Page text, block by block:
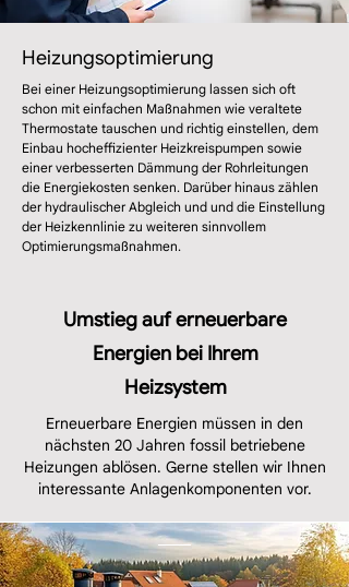
Heizungsoptimierung
Bei einer Heizungsoptimierung lassen sich oft
schon mit einfachen Maßnahmen wie veraltete
Thermostate tauschen und richtig einstellen, dem
Einbau hocheffizienter Heizkreispumpen sowie
einer verbesserten Dämmung der Rohrleitungen
die Energiekosten senken. Darüber hinaus zählen
der hydraulischer Abgleich und und die Einstellung
der Heizkennlinie zu weiteren sinnvollem
Optimierungsmaßnahmen.
Umstieg auf erneuerbare
Energien bei Ihrem
Heizsystem
Erneuerbare Energien müssen in den
nächsten 20 Jahren fossil betriebene
Heizungen ablösen. Gerne stellen wir Ihnen
interessante Anlagenkomponenten vor.